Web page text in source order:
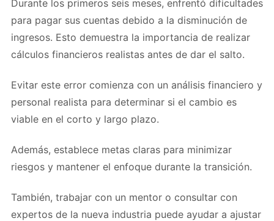
Durante los primeros seis meses, enfrentó dificultades
para pagar sus cuentas debido a la disminución de
ingresos. Esto demuestra la importancia de realizar
cálculos financieros realistas antes de dar el salto.
Evitar este error comienza con un análisis financiero y
personal realista para determinar si el cambio es
viable en el corto y largo plazo.
Además, establece metas claras para minimizar
riesgos y mantener el enfoque durante la transición.
También, trabajar con un mentor o consultar con
expertos de la nueva industria puede ayudar a ajustar